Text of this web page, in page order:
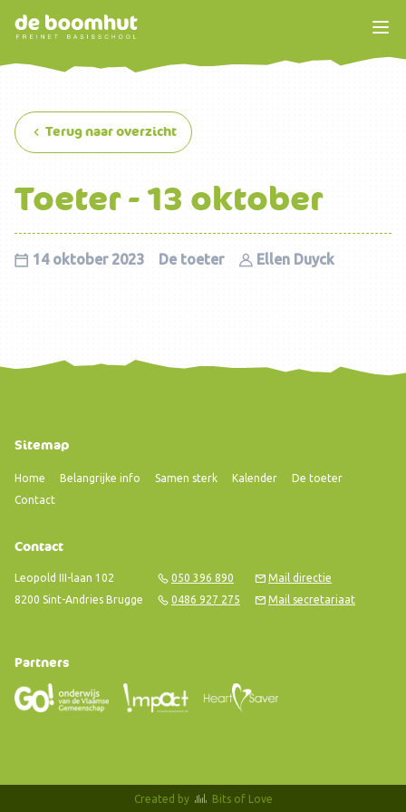
Terug naar overzicht
Toeter - 13 oktober
14 oktober 2023 De toeter Ellen Duyck
Sitemap
Home Belangrijke info Samen sterk Kalender
De toeter
Contact
Contact
Leopold III-laan 102
8200 Sint-Andries Brugge
050 396 890
0486 927 275
Mail directie
Mail secretariaat
Partners
Created by Bits of Love